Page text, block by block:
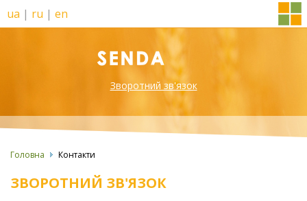
ua | ru | en
Зворотний зв'язок
Головна Контакти
ЗВОРОТНИЙ ЗВ'ЯЗОК